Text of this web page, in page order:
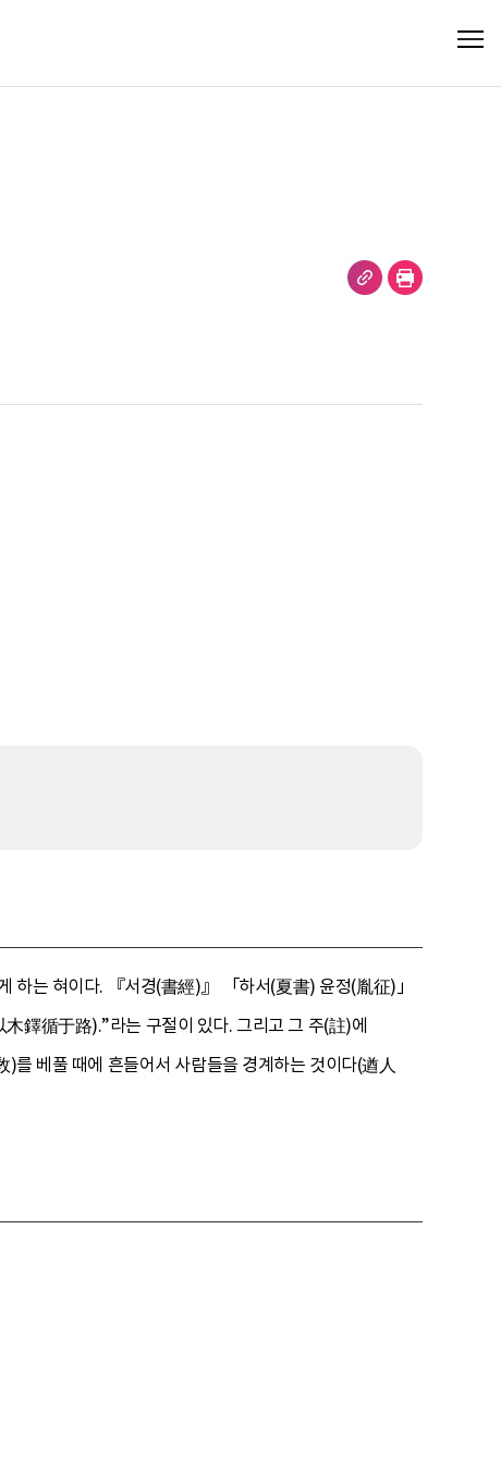
하는 혀이다. 『서경(書經)』 「하서(夏書) 윤정(胤征)」
鐸循于路).”라는 구절이 있다. 그리고 그 주(註)에
를 베풀 때에 흔들어서 사람들을 경계하는 것이다(遒人